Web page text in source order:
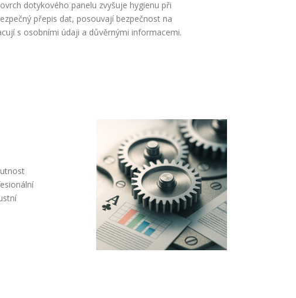
dotykového panelu zvyšuje hygienu při
přepis dat, posouvají bezpečnost na
s osobními údaji a důvěrnými informacemi.